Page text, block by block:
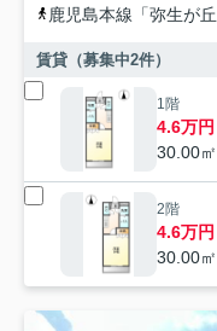
鹿児島本線 「弥生が丘
賃貸（募集中2件）
1階
4.6万円
30.00㎡
2階
4.6万円
30.00㎡